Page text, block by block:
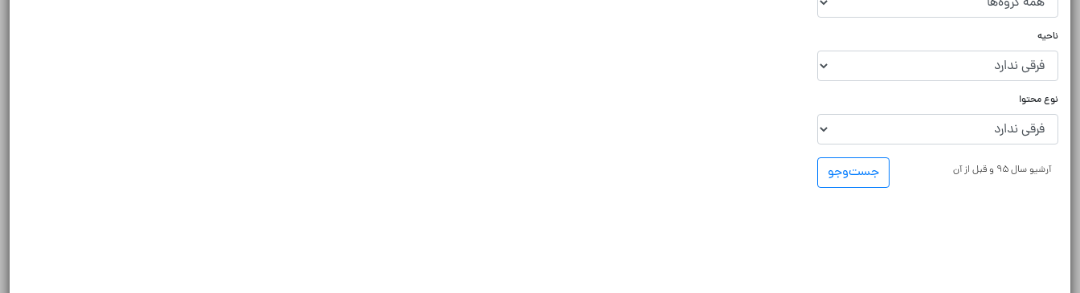
ناحیه
نوع محتوا
جست‌و‌جو آرشیو سال ۹۵ و قبل از آن